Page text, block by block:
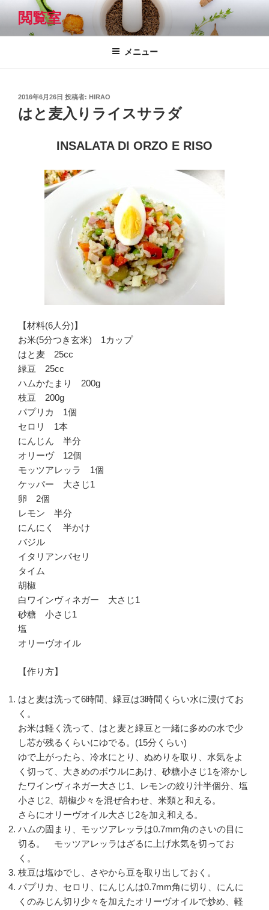
テ
閲覧室
メニュー
投
稿
日:
2016年6月26日 投稿者: HIRAO
はと麦入りライスサラダ
INSALATA DI ORZO E RISO
【材料(6人分)】
お米(5分つき玄米) 1カップ
はと麦 25cc
緑豆 25cc
ハムかたまり 200g
枝豆 200g
パプリカ 1個
セロリ 1本
にんじん 半分
オリーヴ 12個
モッツアレッラ 1個
ケッパー 大さじ1
卵 2個
レモン 半分
にんにく 半かけ
バジル
イタリアンパセリ
タイム
胡椒
白ワインヴィネガー 大さじ1
砂糖 小さじ1
塩
オリーヴオイル
【作り方】
はと麦は洗って6時間、緑豆は3時間くらい水に浸けてお
く。
お米は軽く洗って、はと麦と緑豆と一緒に多めの水で少
し芯が残るくらいにゆでる。(15分くらい)
ゆで上がったら、冷水にとり、ぬめりを取り、水気をよ
く切って、大きめのボウルにあけ、砂糖小さじ1を溶かし
たワインヴィネガー大さじ1、レモンの絞り汁半個分、塩
小さじ2、胡椒少々を混ぜ合わせ、米類と和える。
さらにオリーヴオイル大さじ2を加え和える。
ハムの固まり、モッツアレッラは0.7mm角のさいの目に
切る。 モッツアレッラはざるに上げ水気を切ってお
く。
枝豆は塩ゆでし、さやから豆を取り出しておく。
パプリカ、セロリ、にんじんは0.7mm角に切り、にんに
くのみじん切り少々を加えたオリーヴオイルで炒め、軽